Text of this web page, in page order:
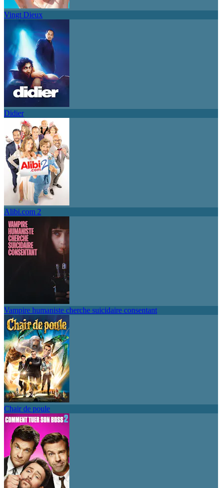
Vingt Dieux
Didier
Alibi.com 2
Vampire humaniste cherche suicidaire consentant
Chair de poule